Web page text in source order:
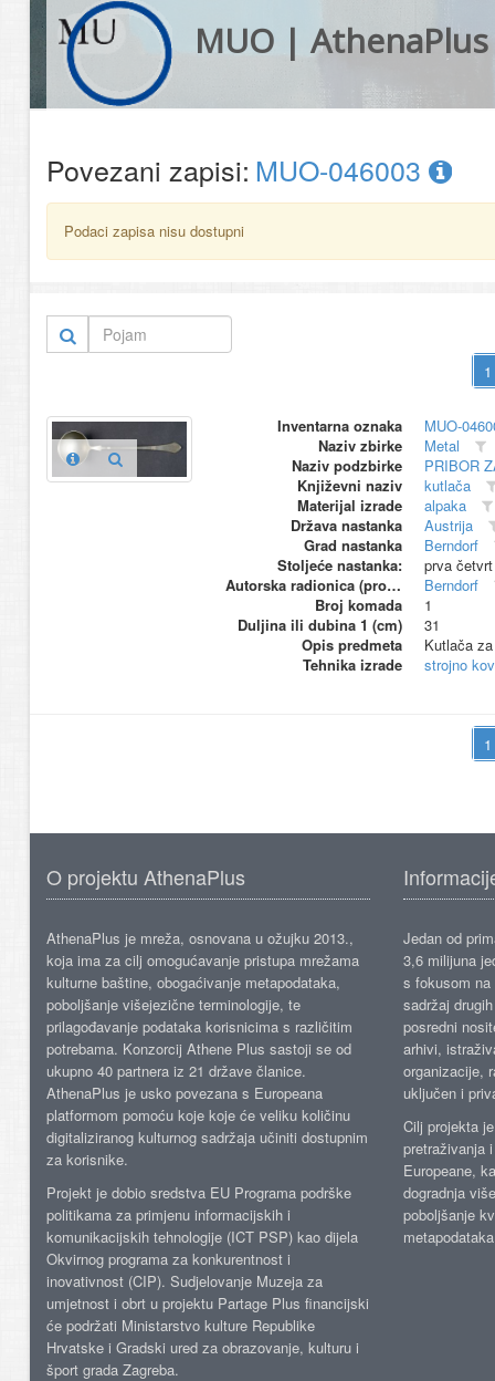
MUO | AthenaPlus
Povezani zapisi: MUO-046003
Podaci zapisa nisu dostupni
Inventarna oznaka
MUO-
Naziv zbirke
Metal
Naziv podzbirke
PRIBOR
Književni naziv
kutlača
Materijal izrade
alpaka
Država nastanka
Austrija
Grad nastanka
Berndorf
Stoljeće nastanka:
prva
Autorska radionica (proizvođač)
Berndorf
Broj komada
1
Duljina ili dubina 1 (cm)
31
Opis predmeta
Kutlača
Tehnika izrade
strojno
O projektu AthenaPlus
AthenaPlus je mreža, osnovana u ožujku 2013.,
koja ima za cilj omogućavanje pristupa mrežama
kulturne baštine, obogaćivanje metapodataka,
poboljšanje višejezične terminologije, te
prilagođavanje podataka korisnicima s različitim
potrebama. Konzorcij Athene Plus sastoji se od
ukupno 40 partnera iz 21 države članice.
AthenaPlus je usko povezana s Europeana
platformom pomoću koje koje će veliku količinu
digitaliziranog kulturnog sadržaja učiniti dostupnim
za korisnike.
Projekt je dobio sredstva EU Programa podrške
politikama za primjenu informacijskih i
komunikacijskih tehnologije (ICT PSP) kao dijela
Okvirnog programa za konkurentnost i
inovativnost (CIP). Sudjelovanje Muzeja za
umjetnost i obrt u projektu Partage Plus financijski
će podržati Ministarstvo kulture Republike
Hrvatske i Gradski ured za obrazovanje, kulturu i
šport grada Zagreba.
Jedan od
3,6 milijuna
s fokusom
sadržaj
posredni
arhivi,
organizacije,
uključen i
Cilj projekta
pretraživanja
Europeane,
dogradnja
poboljšanje